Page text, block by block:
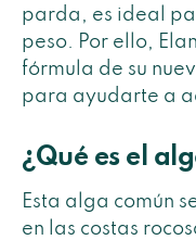
parda, es ideal
peso. Por ello,
fórmula de su
para ayudarte a
¿Qué es el
Esta alga común
en las costas